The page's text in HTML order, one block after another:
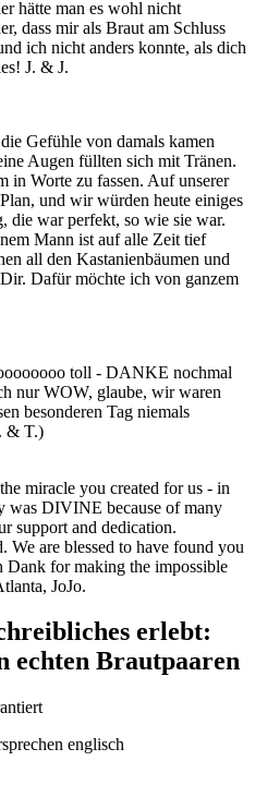
hätte man es wohl nicht
dass mir als Braut am Schluss
ich nicht anders konnte, als dich
J. & J.
Gefühle von damals kamen
Augen füllten sich mit Tränen.
in Worte zu fassen. Auf unserer
und wir würden heute einiges
die war perfekt, so wie sie war.
Mann ist auf alle Zeit tief
all den Kastanienbäumen und
Dafür möchte ich von ganzem
toll - DANKE nochmal
nur WOW, glaube, wir waren
besonderen Tag niemals
& T.)
miracle you created for us - in
was DIVINE because of many
support and dedication.
are blessed to have found you
for making the impossible
JoJo.
erlebt:
echten Brautpaaren